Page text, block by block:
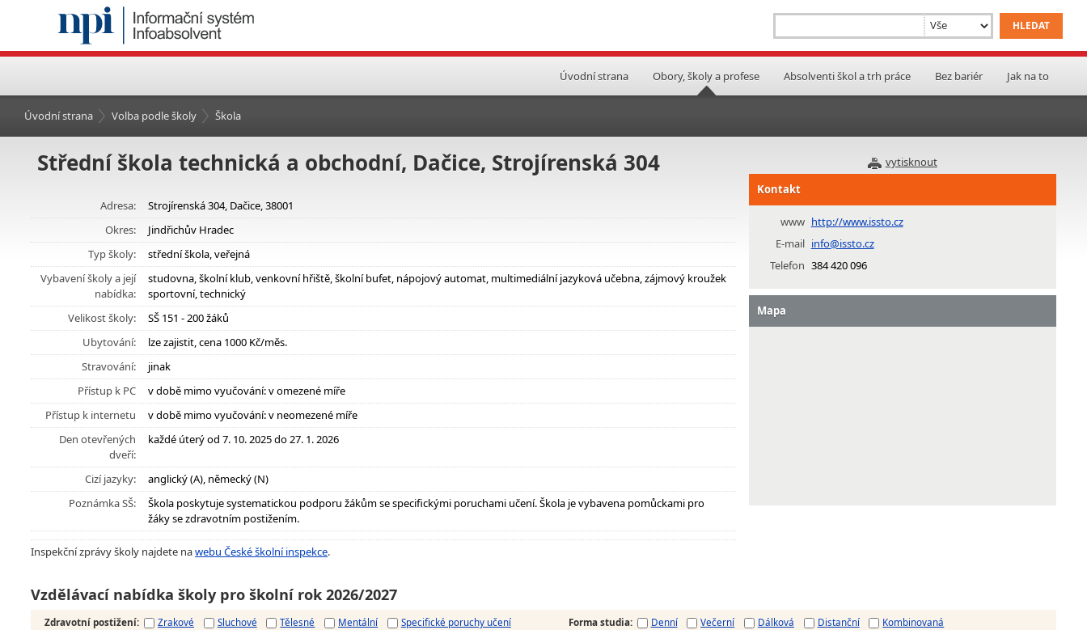
Úvodní strana Obory, školy a profese Absolventi škol a trh práce Bez bariér Jak na to
Úvodní strana Volba podle školy Škola
vytisknout
Střední škola technická a obchodní, Dačice, Strojírenská 304
Adresa:
Strojírenská 304, Dačice, 38001
Okres:
Jindřichův Hradec
Typ školy:
střední škola, veřejná
Vybavení školy a její
nabídka:
studovna, školní klub, venkovní hřiště, školní bufet, nápojový automat, multimediální jazyková učebna, zájmový kroužek
sportovní, technický
Velikost školy:
SŠ 151 - 200 žáků
Ubytování:
lze zajistit, cena 1000 Kč/měs.
Stravování:
jinak
Přístup k PC
v době mimo vyučování: v omezené míře
Přístup k internetu
v době mimo vyučování: v neomezené míře
Den otevřených
dveří:
každé úterý od 7. 10. 2025 do 27. 1. 2026
Cizí jazyky:
anglický (A), německý (N)
Poznámka SŠ:
Škola poskytuje systematickou podporu žákům se specifickými poruchami učení. Škola je vybavena pomůckami pro
žáky se zdravotním postižením.
Inspekční zprávy školy najdete nawebu České školní inspekce.
Kontakt
www http://www.issto.cz
E-mail info@issto.cz
Telefon 384 420 096
Mapa
Vzdělávací nabídka školy pro školní rok 2026/2027
Zdravotní postižení: Zrakové Sluchové Tělesné Mentální Specifické poruchy učení Forma studia: Denní Večerní Dálková Distanční Kombinovaná